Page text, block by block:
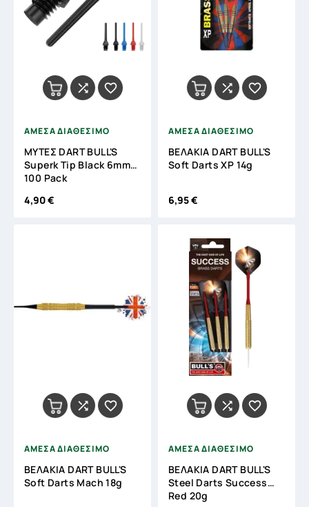
 
ΑΜΕΣΑ ΔΙΑΘΕΣΙΜΟ
ΜΥΤΕΣ DART BULL'S
Superk Tip Black 6mm
100 Pack
4,90 €
 
ΑΜΕΣΑ ΔΙΑΘΕΣΙΜΟ
ΒΕΛΑΚΙΑ DART BULL'S
Soft Darts XP 14g
6,95 €
 
ΑΜΕΣΑ ΔΙΑΘΕΣΙΜΟ
ΒΕΛΑΚΙΑ DART BULL'S
Soft Darts Mach 18g
 
ΑΜΕΣΑ ΔΙΑΘΕΣΙΜΟ
ΒΕΛΑΚΙΑ DART BULL'S
Steel Darts Success
Red 20g